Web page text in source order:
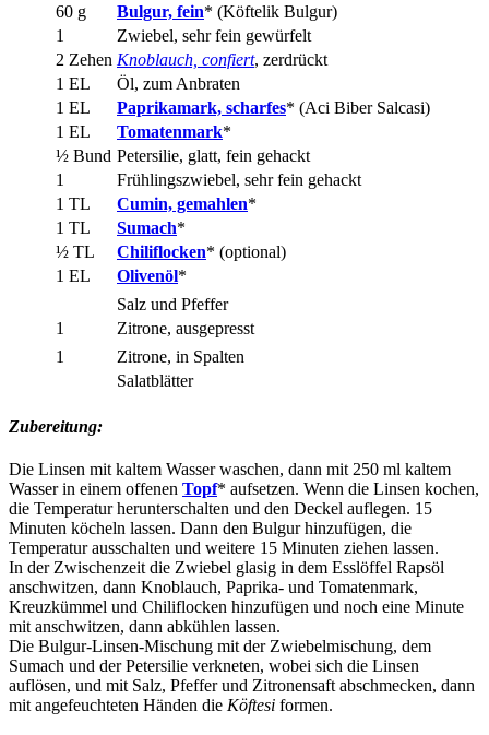
60 g
Bulgur, fein* (Köftelik Bulgur)
1
Zwiebel, sehr fein gewürfelt
2 Zehen Knoblauch, confiert, zerdrückt
1 EL
Öl, zum Anbraten
1 EL
Paprikamark, scharfes* (Aci Biber Salcasi)
1 EL
Tomatenmark*
½ Bund Petersilie, glatt, fein gehackt
1
Frühlingszwiebel, sehr fein gehackt
1 TL
Cumin, gemahlen*
1 TL
Sumach*
½ TL
Chiliflocken* (optional)
1 EL
Olivenöl*
Salz und Pfeffer
1
Zitrone, ausgepresst
1
Zitrone, in Spalten
Salatblätter
Zubereitung:
Die Linsen mit kaltem Wasser waschen, dann mit 250 ml kaltem
Wasser in einem offenen Topf* aufsetzen. Wenn die Linsen kochen,
die Temperatur herunterschalten und den Deckel auflegen. 15
Minuten köcheln lassen. Dann den Bulgur hinzufügen, die
Temperatur ausschalten und weitere 15 Minuten ziehen lassen.
In der Zwischenzeit die Zwiebel glasig in dem Esslöffel Rapsöl
anschwitzen, dann Knoblauch, Paprika- und Tomatenmark,
Kreuzkümmel und Chiliflocken hinzufügen und noch eine Minute
mit anschwitzen, dann abkühlen lassen.
Die Bulgur-Linsen-Mischung mit der Zwiebelmischung, dem
Sumach und der Petersilie verkneten, wobei sich die Linsen
auflösen, und mit Salz, Pfeffer und Zitronensaft abschmecken, dann
mit angefeuchteten Händen die Köftesi formen.